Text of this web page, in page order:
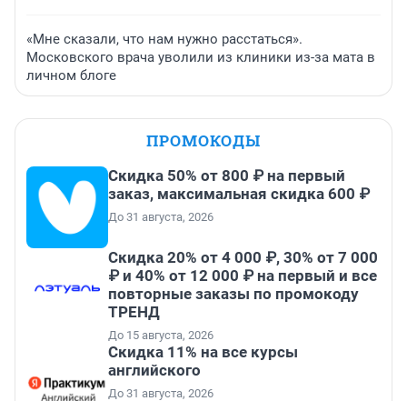
«Мне сказали, что нам нужно расстаться».
Московского врача уволили из клиники из-за мата в
личном блоге
ПРОМОКОДЫ
Скидка 50% от 800 ₽ на первый
заказ, максимальная скидка 600 ₽
До 31 августа, 2026
Скидка 20% от 4 000 ₽, 30% от 7 000
₽ и 40% от 12 000 ₽ на первый и все
повторные заказы по промокоду
ТРЕНД
До 15 августа, 2026
Скидка 11% на все курсы
английского
До 31 августа, 2026